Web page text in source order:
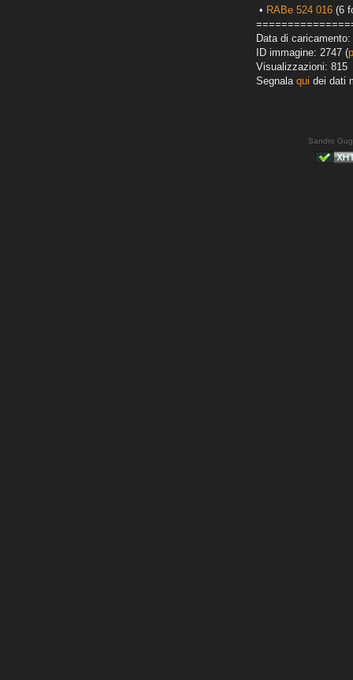
• RABe 524 016 (6
Data di
ID immagine: 2747 (
Visualizzazioni: 815
Segnala qui dei dati
Sandro